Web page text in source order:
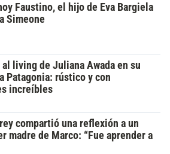
Faustino, el hijo de Eva Bargiela
Simeone
al living de Juliana Awada en su
Patagonia: rústico y con
increíbles
compartió una reflexión a un
madre de Marco: “Fue aprender a